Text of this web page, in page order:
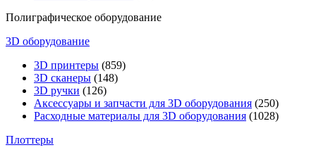
Полиграфическое оборудование
3D оборудование
3D принтеры (859)
3D сканеры (148)
3D ручки (126)
Аксессуары и запчасти для 3D оборудования (250)
Расходные материалы для 3D оборудования (1028)
Плоттеры